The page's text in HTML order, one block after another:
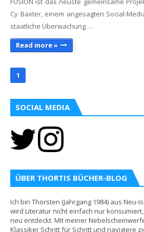
Cy Baxter, einem angesagten Social-
staatliche Überwachung …
Read more »
1
SOCIAL MEDIA
ÜBER THORTIS BÜCHER-BLOG
Ich bin Thorsten (Jahrgang 1984) aus Neu-
wird Literatur nicht einfach nur
neu entdeckt. Mit meiner
Klassiker Schritt für Schritt und navigiere